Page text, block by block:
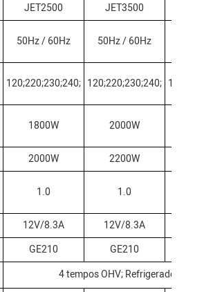
JET2500 JET3500
50Hz / 60Hz 50Hz / 60Hz
120;220;230;240; 120;220;230;240;
1800W 2000W
2000W 2200W
1.0 1.0
12V/8.3A 12V/8.3A
GE210 GE210
4 tempos OHV; Refrigerado a ar;